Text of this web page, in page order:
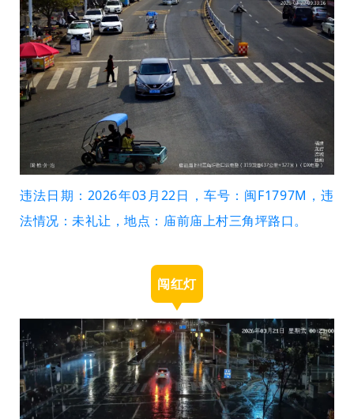
违法日期：2026年03月22日，车号：闽F1797M，违
法情况：未礼让，地点：庙前庙上村三角坪路口。
闯红灯